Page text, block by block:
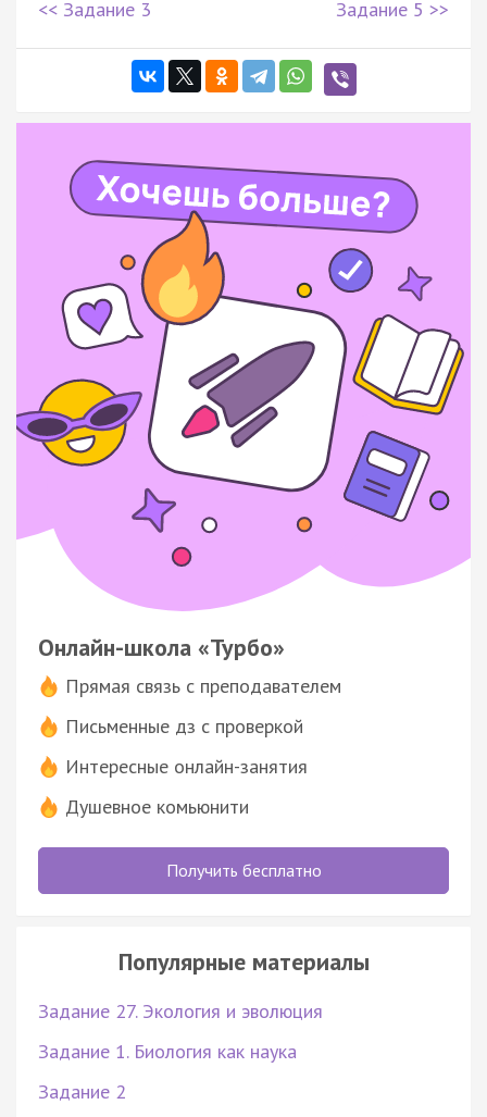
<< Задание 3 Задание 5 >>
Онлайн-школа «Турбо»
Прямая связь с преподавателем
Письменные дз с проверкой
Интересные онлайн-занятия
Душевное комьюнити
Получить бесплатно
Популярные материалы
Задание 27. Экология и эволюция
Задание 1. Биология как наука
Задание 2